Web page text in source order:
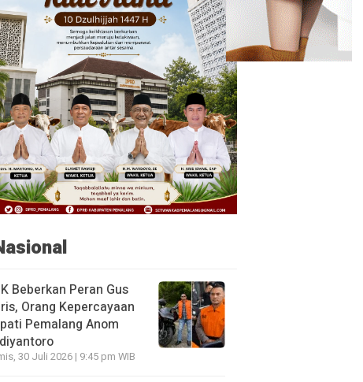
Beberkan Peran Gus
Orang Kepercayaan
Pemalang Anom
30 Juli 2026 | 9:45 pm WIB